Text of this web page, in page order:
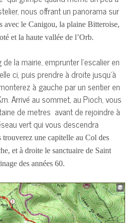
nous offrant un panorama sur
avec le Canigou, la plaine Bitteroise,
et la haute vallée de l’Orb.
la mairie, emprunter l’escalier en
ci, puis prendre à droite jusqu’à
à gauche par un sentier en
Arrivé au sommet, au Pioch, vous
de metres avant de rejoindre à
vert qui vous descendra
trouverez une capitelle au Col des
et à droite le sanctuaire de Saint
des années 60.